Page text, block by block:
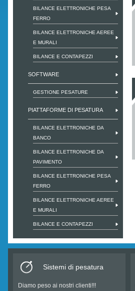
BILANCE ELETTRONICHE PESA
FERRO
BILANCE ELETTRONICHE AEREE
E MURALI
BILANCE E CONTAPEZZI
SOFTWARE
GESTIONE PESATURE
PIATTAFORME DI PESATURA
BILANCE ELETTRONICHE DA
BANCO
BILANCE ELETTRONICHE DA
PAVIMENTO
BILANCE ELETTRONICHE PESA
FERRO
BILANCE ELETTRONICHE AEREE
E MURALI
BILANCE E CONTAPEZZI
Sistemi di pesatura
Diamo peso ai nostri clienti!!!